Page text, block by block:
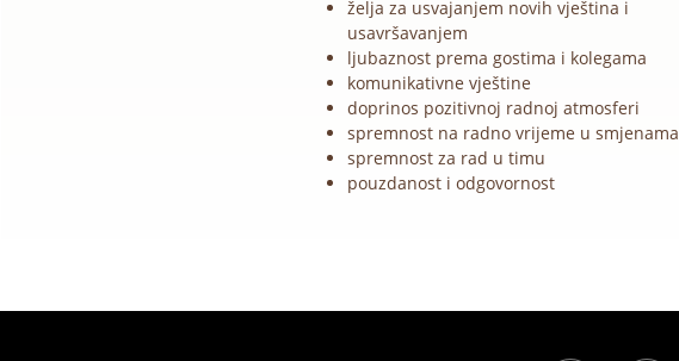
želja za usvajanjem novih vještina i
usavršavanjem
ljubaznost prema gostima i kolegama
komunikativne vještine
doprinos pozitivnoj radnoj atmosferi
spremnost na radno vrijeme u smjenama
spremnost za rad u timu
pouzdanost i odgovornost